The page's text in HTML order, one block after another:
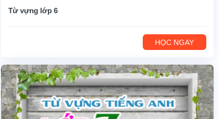
Từ vựng lớp 6
HỌC NGAY